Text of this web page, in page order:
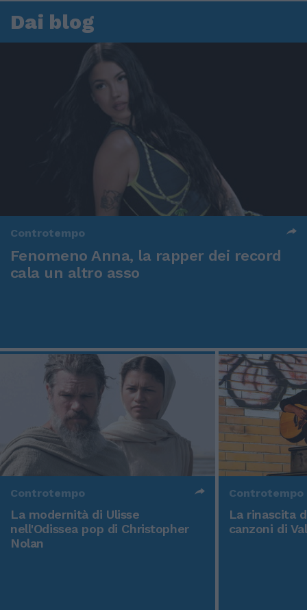
Dai blog
Controtempo
Fenomeno Anna, la rapper dei record
cala un altro asso
Controtempo
La modernità di Ulisse
nell'Odissea pop di Christopher
Nolan
Controtempo
La rinascita
canzoni di